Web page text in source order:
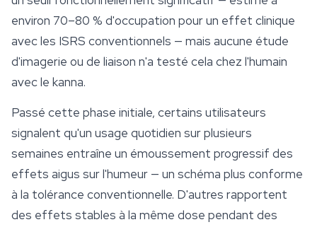
environ 70–80 % d'occupation pour un effet clinique
avec les ISRS conventionnels — mais aucune étude
d'imagerie ou de liaison n'a testé cela chez l'humain
avec le kanna.
Passé cette phase initiale, certains utilisateurs
signalent qu'un usage quotidien sur plusieurs
semaines entraîne un émoussement progressif des
effets aigus sur l'humeur — un schéma plus conforme
à la tolérance conventionnelle. D'autres rapportent
des effets stables à la même dose pendant des